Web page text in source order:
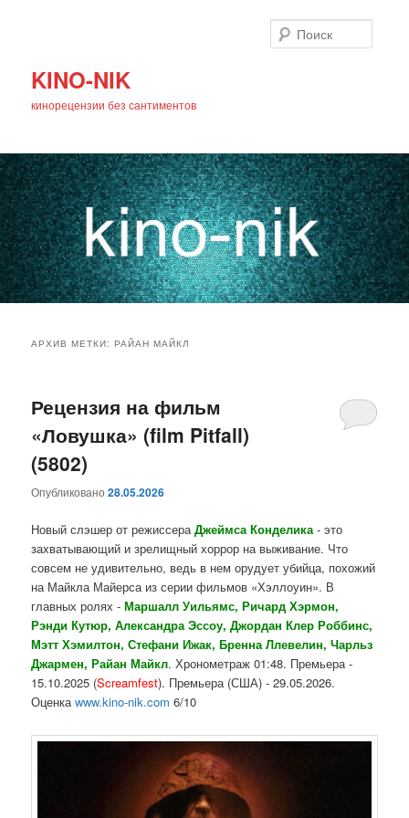
KINO-NIK
кинорецензии без сантиментов
основному
содержимому
дополнительному
содержимому
АРХИВ МЕТКИ:РАЙАН МАЙКЛ
Рецензия на фильм
«Ловушка» (film Pitfall)
(5802)
Опубликовано28.05.2026
Новый слэшер от режиссераДжеймса Конделика - это
захватывающий и зрелищный хоррор на выживание. Что
совсем не удивительно, ведь в нем орудует убийца, похожий
на Майкла Майерса из серии фильмов «Хэллоуин». В
главных ролях -Маршалл Уильямс, Ричард Хэрмон,
Рэнди Кутюр, Александра Эссоу, Джордан Клер Роббинс,
Мэтт Хэмилтон, Стефани Ижак, Бренна Ллевелин, Чарльз
Джармен, Райан Майкл. Хронометраж 01:48. Премьера -
15.10.2025 (Screamfest). Премьера (США) - 29.05.2026.
Оценкаwww.kino-nik.com 6/10